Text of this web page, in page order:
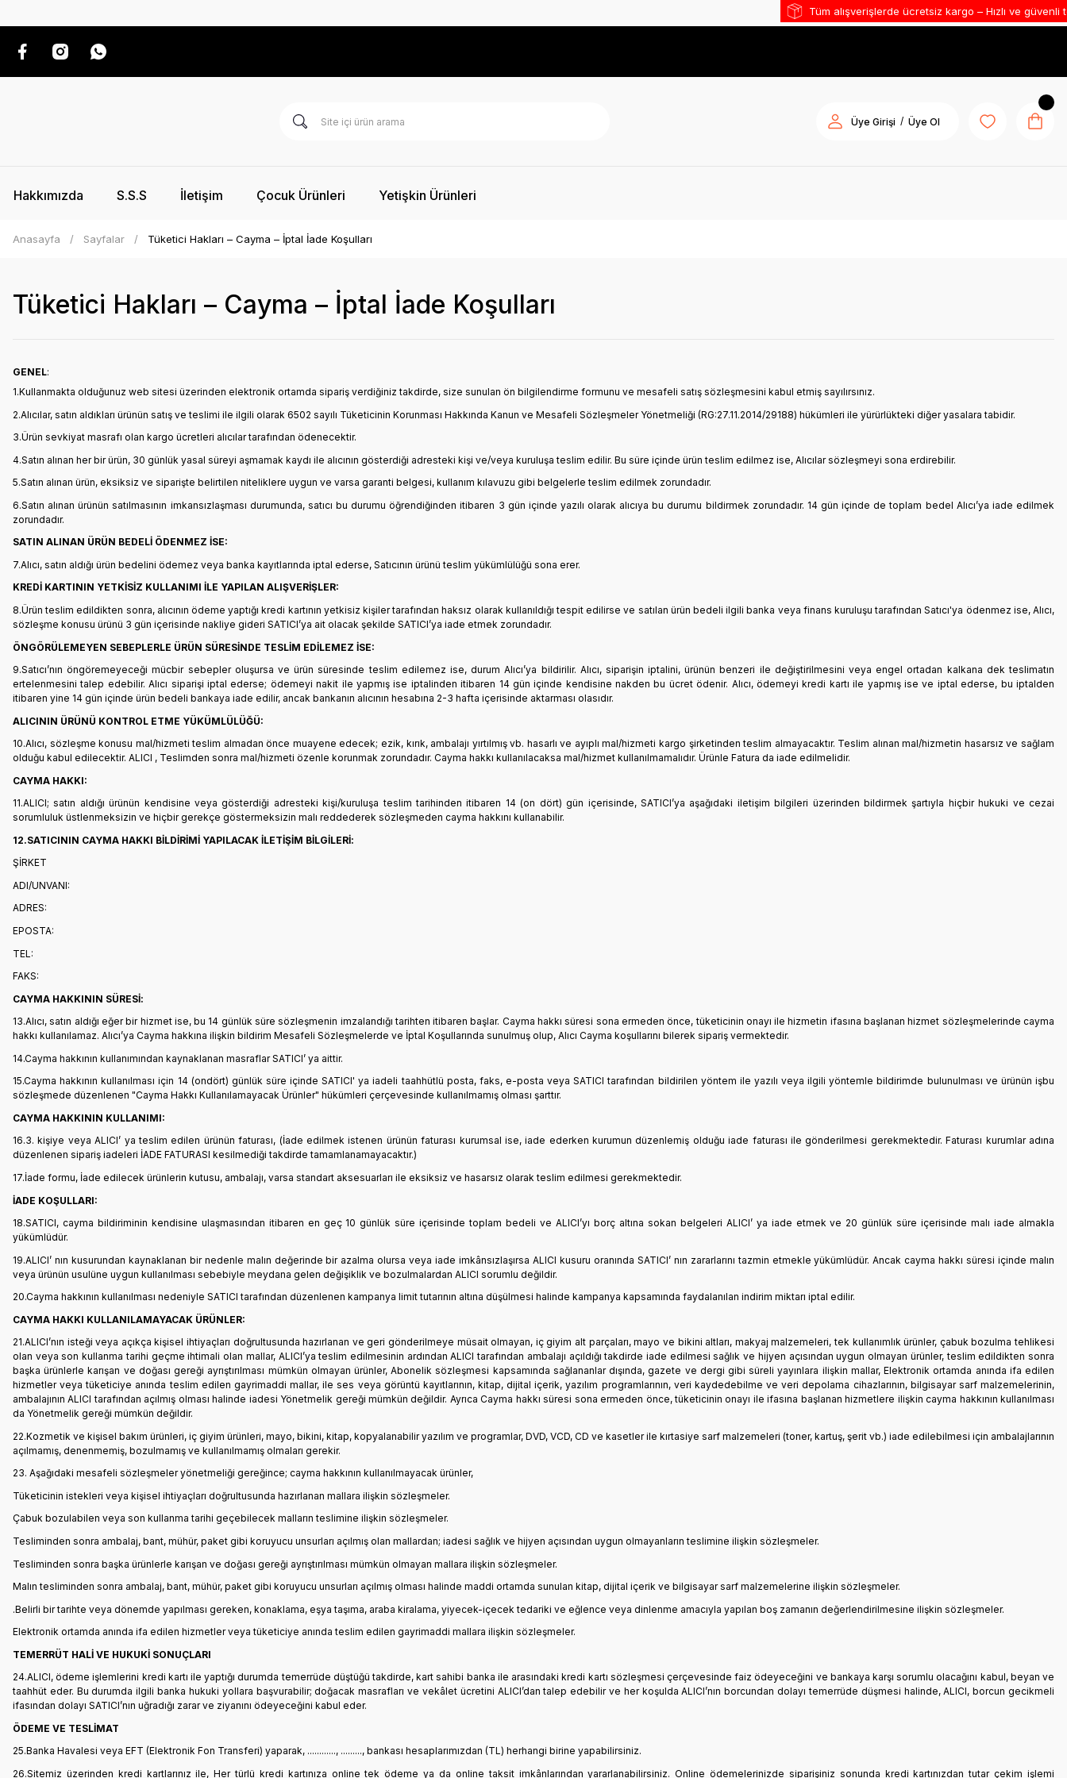
Tüm alışverişlerde ücretsiz kargo – Hızlı ve güvenli teslimat
Üye Girişi / Üye Ol
Hakkımızda S.S.S İletişim Çocuk Ürünleri Yetişkin Ürünleri
Anasayfa Sayfalar Tüketici Hakları – Cayma – İptal İade Koşulları
Tüketici Hakları – Cayma – İptal İade Koşulları
GENEL:
1.Kullanmakta olduğunuz web sitesi üzerinden elektronik ortamda sipariş verdiğiniz takdirde, size sunulan ön bilgilendirme formunu ve mesafeli satış sözleşmesini kabul etmiş sayılırsınız.
2.Alıcılar, satın aldıkları ürünün satış ve teslimi ile ilgili olarak 6502 sayılı Tüketicinin Korunması Hakkında Kanun ve Mesafeli Sözleşmeler Yönetmeliği (RG:27.11.2014/29188) hükümleri ile yürürlükteki diğer yasalara tabidir.
3.Ürün sevkiyat masrafı olan kargo ücretleri alıcılar tarafından ödenecektir.
4.Satın alınan her bir ürün, 30 günlük yasal süreyi aşmamak kaydı ile alıcının gösterdiği adresteki kişi ve/veya kuruluşa teslim edilir. Bu süre içinde ürün teslim edilmez ise, Alıcılar sözleşmeyi sona erdirebilir.
5.Satın alınan ürün, eksiksiz ve siparişte belirtilen niteliklere uygun ve varsa garanti belgesi, kullanım kılavuzu gibi belgelerle teslim edilmek zorundadır.
6.Satın alınan ürünün satılmasının imkansızlaşması durumunda, satıcı bu durumu öğrendiğinden itibaren 3 gün içinde yazılı olarak alıcıya bu durumu bildirmek zorundadır. 14 gün içinde de toplam bedel Alıcı’ya iade edilmek
zorundadır.
SATIN ALINAN ÜRÜN BEDELİ ÖDENMEZ İSE:
7.Alıcı, satın aldığı ürün bedelini ödemez veya banka kayıtlarında iptal ederse, Satıcının ürünü teslim yükümlülüğü sona erer.
KREDİ KARTININ YETKİSİZ KULLANIMI İLE YAPILAN ALIŞVERİŞLER:
8.Ürün teslim edildikten sonra, alıcının ödeme yaptığı kredi kartının yetkisiz kişiler tarafından haksız olarak kullanıldığı tespit edilirse ve satılan ürün bedeli ilgili banka veya finans kuruluşu tarafından Satıcı'ya ödenmez ise, Alıcı,
sözleşme konusu ürünü 3 gün içerisinde nakliye gideri SATICI’ya ait olacak şekilde SATICI’ya iade etmek zorundadır.
ÖNGÖRÜLEMEYEN SEBEPLERLE ÜRÜN SÜRESİNDE TESLİM EDİLEMEZ İSE:
9.Satıcı’nın öngöremeyeceği mücbir sebepler oluşursa ve ürün süresinde teslim edilemez ise, durum Alıcı’ya bildirilir. Alıcı, siparişin iptalini, ürünün benzeri ile değiştirilmesini veya engel ortadan kalkana dek teslimatın
ertelenmesini talep edebilir. Alıcı siparişi iptal ederse; ödemeyi nakit ile yapmış ise iptalinden itibaren 14 gün içinde kendisine nakden bu ücret ödenir. Alıcı, ödemeyi kredi kartı ile yapmış ise ve iptal ederse, bu iptalden
itibaren yine 14 gün içinde ürün bedeli bankaya iade edilir, ancak bankanın alıcının hesabına 2-3 hafta içerisinde aktarması olasıdır.
ALICININ ÜRÜNÜ KONTROL ETME YÜKÜMLÜLÜĞÜ:
10.Alıcı, sözleşme konusu mal/hizmeti teslim almadan önce muayene edecek; ezik, kırık, ambalajı yırtılmış vb. hasarlı ve ayıplı mal/hizmeti kargo şirketinden teslim almayacaktır. Teslim alınan mal/hizmetin hasarsız ve sağlam
olduğu kabul edilecektir. ALICI , Teslimden sonra mal/hizmeti özenle korunmak zorundadır. Cayma hakkı kullanılacaksa mal/hizmet kullanılmamalıdır. Ürünle Fatura da iade edilmelidir.
CAYMA HAKKI:
11.ALICI; satın aldığı ürünün kendisine veya gösterdiği adresteki kişi/kuruluşa teslim tarihinden itibaren 14 (on dört) gün içerisinde, SATICI’ya aşağıdaki iletişim bilgileri üzerinden bildirmek şartıyla hiçbir hukuki ve cezai
sorumluluk üstlenmeksizin ve hiçbir gerekçe göstermeksizin malı reddederek sözleşmeden cayma hakkını kullanabilir.
12.SATICININ CAYMA HAKKI BİLDİRİMİ YAPILACAK İLETİŞİM BİLGİLERİ:
ŞİRKET
ADI/UNVANI:
ADRES:
EPOSTA:
TEL:
FAKS:
CAYMA HAKKININ SÜRESİ:
13.Alıcı, satın aldığı eğer bir hizmet ise, bu 14 günlük süre sözleşmenin imzalandığı tarihten itibaren başlar. Cayma hakkı süresi sona ermeden önce, tüketicinin onayı ile hizmetin ifasına başlanan hizmet sözleşmelerinde cayma
hakkı kullanılamaz. Alıcı’ya Cayma hakkına ilişkin bildirim Mesafeli Sözleşmelerde ve İptal Koşullarında sunulmuş olup, Alıcı Cayma koşullarını bilerek sipariş vermektedir.
14.Cayma hakkının kullanımından kaynaklanan masraflar SATICI’ ya aittir.
15.Cayma hakkının kullanılması için 14 (ondört) günlük süre içinde SATICI' ya iadeli taahhütlü posta, faks, e-posta veya SATICI tarafından bildirilen yöntem ile yazılı veya ilgili yöntemle bildirimde bulunulması ve ürünün işbu
sözleşmede düzenlenen "Cayma Hakkı Kullanılamayacak Ürünler" hükümleri çerçevesinde kullanılmamış olması şarttır.
CAYMA HAKKININ KULLANIMI:
16.3. kişiye veya ALICI’ ya teslim edilen ürünün faturası, (İade edilmek istenen ürünün faturası kurumsal ise, iade ederken kurumun düzenlemiş olduğu iade faturası ile gönderilmesi gerekmektedir. Faturası kurumlar adına
düzenlenen sipariş iadeleri İADE FATURASI kesilmediği takdirde tamamlanamayacaktır.)
17.İade formu, İade edilecek ürünlerin kutusu, ambalajı, varsa standart aksesuarları ile eksiksiz ve hasarsız olarak teslim edilmesi gerekmektedir.
İADE KOŞULLARI:
18.SATICI, cayma bildiriminin kendisine ulaşmasından itibaren en geç 10 günlük süre içerisinde toplam bedeli ve ALICI’yı borç altına sokan belgeleri ALICI’ ya iade etmek ve 20 günlük süre içerisinde malı iade almakla
yükümlüdür.
19.ALICI’ nın kusurundan kaynaklanan bir nedenle malın değerinde bir azalma olursa veya iade imkânsızlaşırsa ALICI kusuru oranında SATICI’ nın zararlarını tazmin etmekle yükümlüdür. Ancak cayma hakkı süresi içinde malın
veya ürünün usulüne uygun kullanılması sebebiyle meydana gelen değişiklik ve bozulmalardan ALICI sorumlu değildir.
20.Cayma hakkının kullanılması nedeniyle SATICI tarafından düzenlenen kampanya limit tutarının altına düşülmesi halinde kampanya kapsamında faydalanılan indirim miktarı iptal edilir.
CAYMA HAKKI KULLANILAMAYACAK ÜRÜNLER:
21.ALICI’nın isteği veya açıkça kişisel ihtiyaçları doğrultusunda hazırlanan ve geri gönderilmeye müsait olmayan, iç giyim alt parçaları, mayo ve bikini altları, makyaj malzemeleri, tek kullanımlık ürünler, çabuk bozulma tehlikesi
olan veya son kullanma tarihi geçme ihtimali olan mallar, ALICI’ya teslim edilmesinin ardından ALICI tarafından ambalajı açıldığı takdirde iade edilmesi sağlık ve hijyen açısından uygun olmayan ürünler, teslim edildikten sonra
başka ürünlerle karışan ve doğası gereği ayrıştırılması mümkün olmayan ürünler, Abonelik sözleşmesi kapsamında sağlananlar dışında, gazete ve dergi gibi süreli yayınlara ilişkin mallar, Elektronik ortamda anında ifa edilen
hizmetler veya tüketiciye anında teslim edilen gayrimaddi mallar, ile ses veya görüntü kayıtlarının, kitap, dijital içerik, yazılım programlarının, veri kaydedebilme ve veri depolama cihazlarının, bilgisayar sarf malzemelerinin,
ambalajının ALICI tarafından açılmış olması halinde iadesi Yönetmelik gereği mümkün değildir. Ayrıca Cayma hakkı süresi sona ermeden önce, tüketicinin onayı ile ifasına başlanan hizmetlere ilişkin cayma hakkının kullanılması
da Yönetmelik gereği mümkün değildir.
22.Kozmetik ve kişisel bakım ürünleri, iç giyim ürünleri, mayo, bikini, kitap, kopyalanabilir yazılım ve programlar, DVD, VCD, CD ve kasetler ile kırtasiye sarf malzemeleri (toner, kartuş, şerit vb.) iade edilebilmesi için ambalajlarının
açılmamış, denenmemiş, bozulmamış ve kullanılmamış olmaları gerekir.
23. Aşağıdaki mesafeli sözleşmeler yönetmeliği gereğince; cayma hakkının kullanılmayacak ürünler,
Tüketicinin istekleri veya kişisel ihtiyaçları doğrultusunda hazırlanan mallara ilişkin sözleşmeler.
Çabuk bozulabilen veya son kullanma tarihi geçebilecek malların teslimine ilişkin sözleşmeler.
Tesliminden sonra ambalaj, bant, mühür, paket gibi koruyucu unsurları açılmış olan mallardan; iadesi sağlık ve hijyen açısından uygun olmayanların teslimine ilişkin sözleşmeler.
Tesliminden sonra başka ürünlerle karışan ve doğası gereği ayrıştırılması mümkün olmayan mallara ilişkin sözleşmeler.
Malın tesliminden sonra ambalaj, bant, mühür, paket gibi koruyucu unsurları açılmış olması halinde maddi ortamda sunulan kitap, dijital içerik ve bilgisayar sarf malzemelerine ilişkin sözleşmeler.
.Belirli bir tarihte veya dönemde yapılması gereken, konaklama, eşya taşıma, araba kiralama, yiyecek-içecek tedariki ve eğlence veya dinlenme amacıyla yapılan boş zamanın değerlendirilmesine ilişkin sözleşmeler.
Elektronik ortamda anında ifa edilen hizmetler veya tüketiciye anında teslim edilen gayrimaddi mallara ilişkin sözleşmeler.
TEMERRÜT HALİ VE HUKUKİ SONUÇLARI
24.ALICI, ödeme işlemlerini kredi kartı ile yaptığı durumda temerrüde düştüğü takdirde, kart sahibi banka ile arasındaki kredi kartı sözleşmesi çerçevesinde faiz ödeyeceğini ve bankaya karşı sorumlu olacağını kabul, beyan ve
taahhüt eder. Bu durumda ilgili banka hukuki yollara başvurabilir; doğacak masrafları ve vekâlet ücretini ALICI’dan talep edebilir ve her koşulda ALICI’nın borcundan dolayı temerrüde düşmesi halinde, ALICI, borcun gecikmeli
ifasından dolayı SATICI’nın uğradığı zarar ve ziyanını ödeyeceğini kabul eder.
ÖDEME VE TESLİMAT
25.Banka Havalesi veya EFT (Elektronik Fon Transferi) yaparak, ............, ........., bankası hesaplarımızdan (TL) herhangi birine yapabilirsiniz.
26.Sitemiz üzerinden kredi kartlarınız ile, Her türlü kredi kartınıza online tek ödeme ya da online taksit imkânlarından yararlanabilirsiniz. Online ödemelerinizde siparişiniz sonunda kredi kartınızdan tutar çekim işlemi